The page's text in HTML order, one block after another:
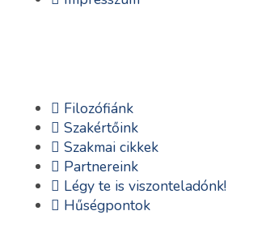
Filozófiánk
Szakértőink
Szakmai cikkek
Partnereink
Légy te is viszonteladónk!
Hűségpontok